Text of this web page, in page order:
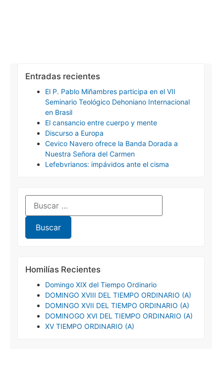
Entradas recientes
El P. Pablo Miñambres participa en el VII
Seminario Teológico Dehoniano Internacional
en Brasil
El cansancio entre cuerpo y mente
Discurso a Europa
Cevico Navero ofrece la Banda Dorada a
Nuestra Señora del Carmen
Lefebvrianos: impávidos ante el cisma
Homilías Recientes
Domingo XIX del Tiempo Ordinario
DOMINGO XVIII DEL TIEMPO ORDINARIO (A)
DOMINGO XVII DEL TIEMPO ORDINARIO (A)
DOMINOGO XVI DEL TIEMPO ORDINARIO (A)
XV TIEMPO ORDINARIO (A)